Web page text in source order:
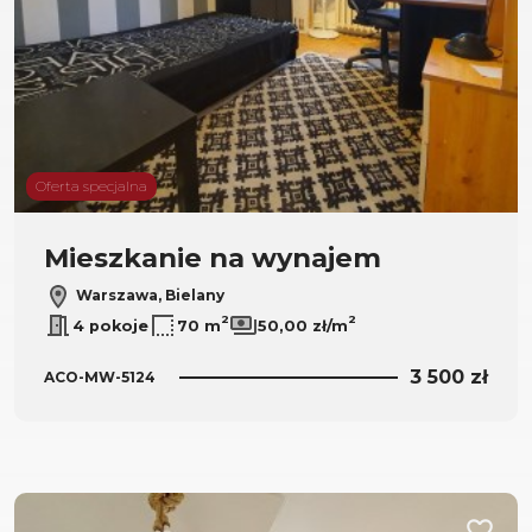
Oferta specjalna
Mieszkanie na wynajem
Warszawa, Bielany
4 pokoje
70 m2 50,00 zł/m2
ACO-MW-5124 3 500 zł